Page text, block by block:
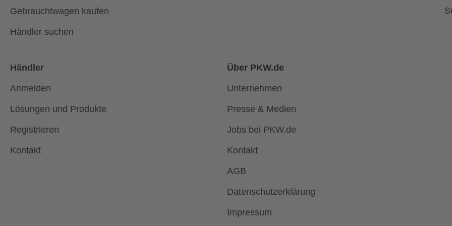
Gebrauchtwagen kaufen
Händler suchen
Händler
Anmelden
Lösungen und Produkte
Registrieren
Kontakt
Über PKW.de
Unternehmen
Presse & Medien
Jobs bei PKW.de
Kontakt
AGB
Datenschutzerklärung
Impressum